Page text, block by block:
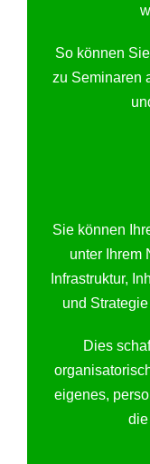
So können
zu Seminaren
Sie können
unter Ihrem
Infrastruktur,
und
Dies
eigenes,